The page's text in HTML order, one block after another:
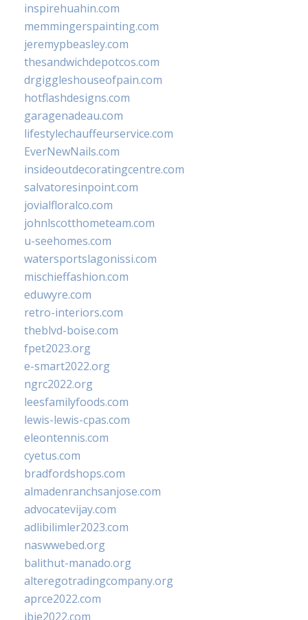
inspirehuahin.com
memmingerspainting.com
jeremypbeasley.com
thesandwichdepotcos.com
drgiggleshouseofpain.com
hotflashdesigns.com
garagenadeau.com
lifestylechauffeurservice.com
EverNewNails.com
insideoutdecoratingcentre.com
salvatoresinpoint.com
jovialfloralco.com
johnlscotthometeam.com
u-seehomes.com
watersportslagonissi.com
mischieffashion.com
eduwyre.com
retro-interiors.com
theblvd-boise.com
fpet2023.org
e-smart2022.org
ngrc2022.org
leesfamilyfoods.com
lewis-lewis-cpas.com
eleontennis.com
cyetus.com
bradfordshops.com
almadenranchsanjose.com
advocatevijay.com
adlibilimler2023.com
naswwebed.org
balithut-manado.org
alteregotradingcompany.org
aprce2022.com
ibie2022.com